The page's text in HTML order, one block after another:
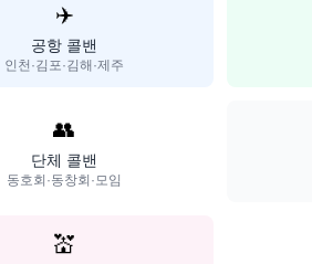
✈️
공항 콜밴
인천·김포·김해·제주
👥
단체 콜밴
동호회·동창회·모임
💒